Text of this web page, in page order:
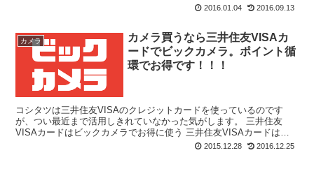
2016.01.04 2016.09.13
カメラ
カメラ買うなら三井住友VISAカ
ードでビックカメラ。ポイント循
環でお得です！！！
コシタツは三井住友VISAのクレジットカードを使っているのです
が、つい最近まで活用しきれていなかった気がします。 三井住友
VISAカードはビックカメラでお得に使う 三井住友VISAカードは最
近のカードには必ずある「ポイント」が貯...
2015.12.28 2016.12.25